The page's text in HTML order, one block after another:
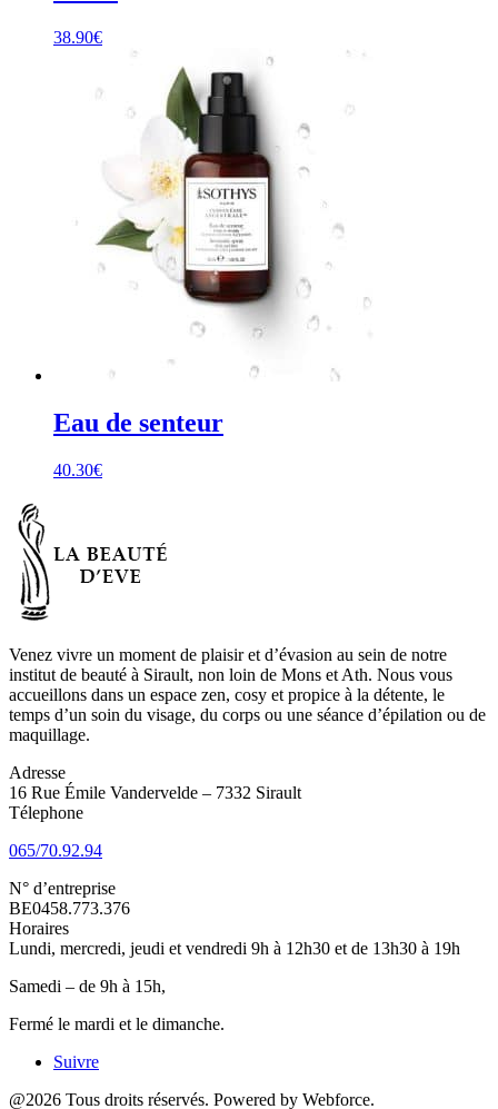
38.90€
Eau de senteur
40.30€
Venez vivre un moment de plaisir et d’évasion au sein de notre
institut de beauté à Sirault, non loin de Mons et Ath. Nous vous
accueillons dans un espace zen, cosy et propice à la détente, le
temps d’un soin du visage, du corps ou une séance d’épilation ou de
maquillage.
Adresse
16 Rue Émile Vandervelde – 7332 Sirault
Télephone
065/70.92.94
N° d’entreprise
BE0458.773.376
Horaires
Lundi, mercredi, jeudi et vendredi 9h à 12h30 et de 13h30 à 19h
Samedi – de 9h à 15h,
Fermé le mardi et le dimanche.
Suivre
@2026 Tous droits réservés. Powered by Webforce.